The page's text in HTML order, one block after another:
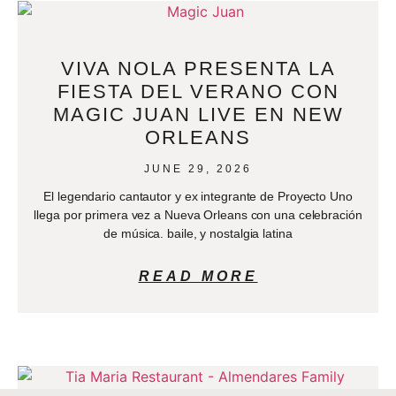
VIVA NOLA PRESENTA LA
FIESTA DEL VERANO CON
MAGIC JUAN LIVE EN NEW
ORLEANS
JUNE 29, 2026
El legendario cantautor y ex integrante de Proyecto Uno
llega por primera vez a Nueva Orleans con una celebración
de música. baile, y nostalgia latina
READ MORE